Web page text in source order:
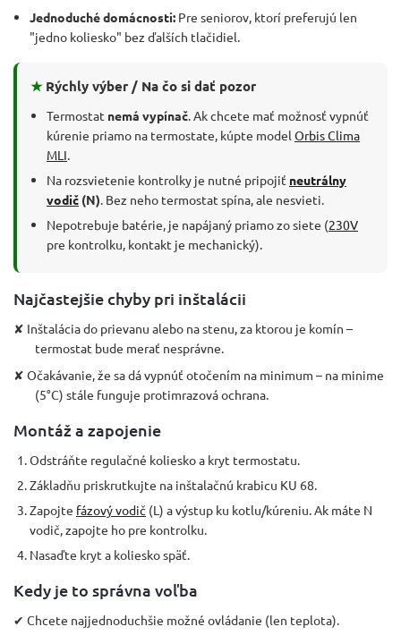
Jednoduché domácnosti: Pre seniorov, ktorí preferujú len
"jedno koliesko" bez ďalších tlačidiel.
★Rýchly výber / Na čo si dať pozor
Termostat nemá vypínač . Ak chcete mať možnosť vypnúť
kúrenie priamo na termostate, kúpte model Orbis Clima
MLI
Na rozsvietenie kontrolky je nutné pripojiť neutrálny
vodič (N) . Bez neho termostat spína, ale nesvieti.
Nepotrebuje batérie, je napájaný priamo zo siete (230V
pre kontrolku, kontakt je mechanický).
Najčastejšie chyby pri inštalácii
✘ Inštalácia do prievanu alebo na stenu, za ktorou je komín –
termostat bude merať nesprávne.
✘ Očakávanie, že sa dá vypnúť otočením na minimum – na minime
(5°C) stále funguje protimrazová ochrana.
Montáž a zapojenie
Odstráňte regulačné koliesko a kryt termostatu.
Základňu priskrutkujte na inštalačnú krabicu KU 68.
Zapojte fázový vodič (L) a výstup ku kotlu/kúreniu. Ak máte N
vodič, zapojte ho pre kontrolku.
Nasaďte kryt a koliesko späť.
Kedy je to správna voľba
✔ Chcete najjednoduchšie možné ovládanie (len teplota).